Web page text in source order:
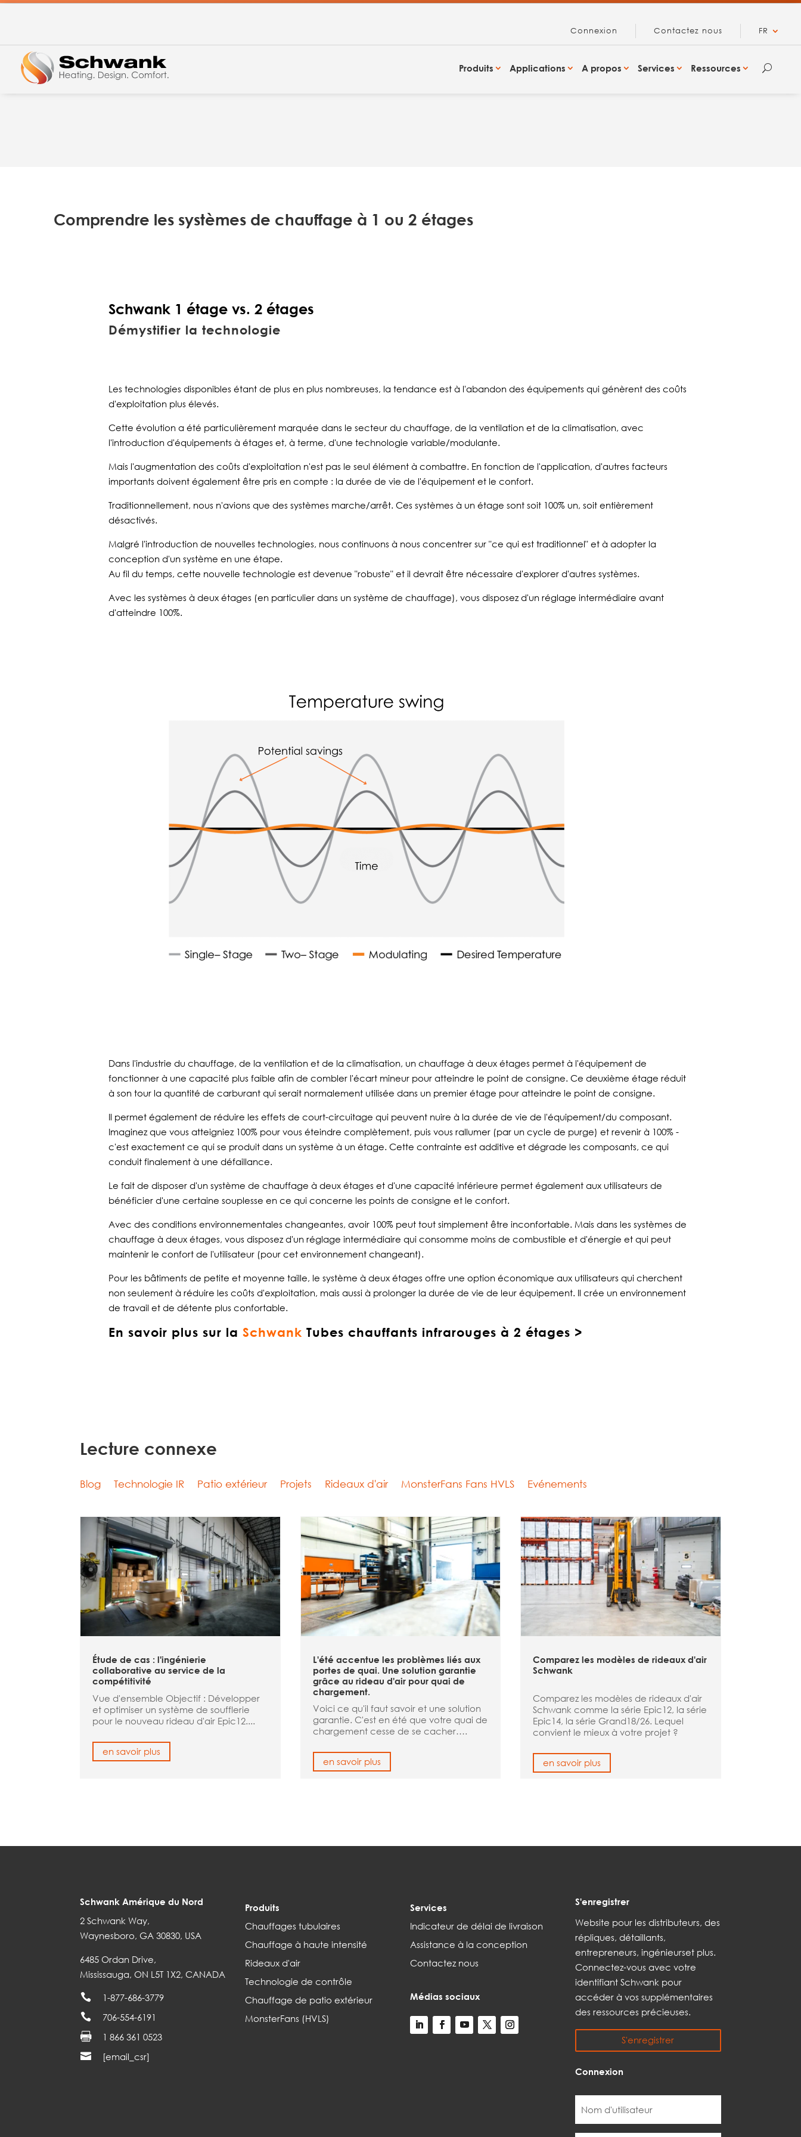
Connexion Contactez nous FR
Produits Applications A propos Services Ressources U
Comprendre les systèmes de chauffage à 1 ou 2 étages
Schwank 1 étage vs. 2 étages
Démystifier la technologie
Les technologies disponibles étant de plus en plus nombreuses, la tendance est à l'abandon des équipements qui génèrent des coûts
d'exploitation plus élevés.
Cette évolution a été particulièrement marquée dans le secteur du chauffage, de la ventilation et de la climatisation, avec
l'introduction d'équipements à étages et, à terme, d'une technologie variable/modulante.
Mais l'augmentation des coûts d'exploitation n'est pas le seul élément à combattre. En fonction de l'application, d'autres facteurs
importants doivent également être pris en compte : la durée de vie de l'équipement et le confort.
Traditionnellement, nous n'avions que des systèmes marche/arrêt. Ces systèmes à un étage sont soit 100% un, soit entièrement
désactivés.
Malgré l'introduction de nouvelles technologies, nous continuons à nous concentrer sur "ce qui est traditionnel" et à adopter la
conception d'un système en une étape.
Au fil du temps, cette nouvelle technologie est devenue "robuste" et il devrait être nécessaire d'explorer d'autres systèmes.
Avec les systèmes à deux étages (en particulier dans un système de chauffage), vous disposez d'un réglage intermédiaire avant
d'atteindre 100%.
Dans l'industrie du chauffage, de la ventilation et de la climatisation, un chauffage à deux étages permet à l'équipement de
fonctionner à une capacité plus faible afin de combler l'écart mineur pour atteindre le point de consigne.Ce deuxième étage réduit
à son tour la quantité de carburant qui serait normalement utilisée dans un premier étage pour atteindre le point de consigne.
Il permet également de réduire les effets de court-circuitage qui peuvent nuire à la durée de vie de l'équipement/du composant.
Imaginez que vous atteigniez 100% pour vous éteindre complètement, puis vous rallumer (par un cycle de purge) et revenir à 100% -
c'est exactement ce qui se produit dans un système à un étage.Cette contrainte est additive et dégrade les composants, ce qui
conduit finalement à une défaillance.
Le fait de disposer d'un système de chauffage à deux étages et d'une capacité inférieure permet également aux utilisateurs de
bénéficier d'une certaine souplesse en ce qui concerne les points de consigne et le confort.
Avec des conditions environnementales changeantes, avoir 100% peut tout simplement être inconfortable. Mais dans les systèmes de
chauffage à deux étages, vous disposez d'un réglage intermédiaire qui consomme moins de combustible et d'énergie et qui peut
maintenir le confort de l'utilisateur (pour cet environnement changeant).
Pour les bâtiments de petite et moyenne taille, le système à deux étages offre une option économique aux utilisateurs qui cherchent
non seulement à réduire les coûts d'exploitation, mais aussi à prolonger la durée de vie de leur équipement. Il crée un environnement
de travail et de détente plus confortable.
En savoir plus sur laSchwank Tubes chauffants infrarouges à 2 étages >
Lecture connexe
Blog Technologie IR Patio extérieur Projets Rideaux d'air MonsterFans Fans HVLS Evénements
Étude de cas : l'ingénierie
collaborative au service de la
compétitivité
Vue d'ensemble Objectif : Développer
et optimiser un système de soufflerie
pour le nouveau rideau d'air Epic12....
en savoir plus
L'été accentue les problèmes liés aux
portes de quai. Une solution garantie
grâce au rideau d'air pour quai de
chargement.
Voici ce qu'il faut savoir et une solution
garantie. C'est en été que votre quai de
chargement cesse de se cacher….
en savoir plus
Comparez les modèles de rideaux d'air
Schwank
Comparez les modèles de rideaux d'air
Schwank comme la série Epic12, la série
Epic14, la série Grand18/26. Lequel
convient le mieux à votre projet ?
en savoir plus
Schwank Amérique du Nord
2 Schwank Way,
Waynesboro, GA 30830, USA
6485 Ordan Drive,
Mississauga, ON L5T 1X2, CANADA
 1-877-686-3779
 706-554-6191
 1 866 361 0523
 [email_csr]
Produits
Chauffages tubulaires
Chauffage à haute intensité
Rideaux d'air
Technologie de contrôle
Chauffage de patio extérieur
MonsterFans (HVLS)
Services
Indicateur de délai de livraison
Assistance à la conception
Contactez nous
Médias sociaux
S'enregistrer
Website pour les distributeurs, des
répliques, détaillants,
entrepreneurs, ingénieurset plus.
Connectez-vous avec votre
identifiant Schwank pour
accéder à vos supplémentaires
des ressources précieuses.
S'enregistrer
Connexion